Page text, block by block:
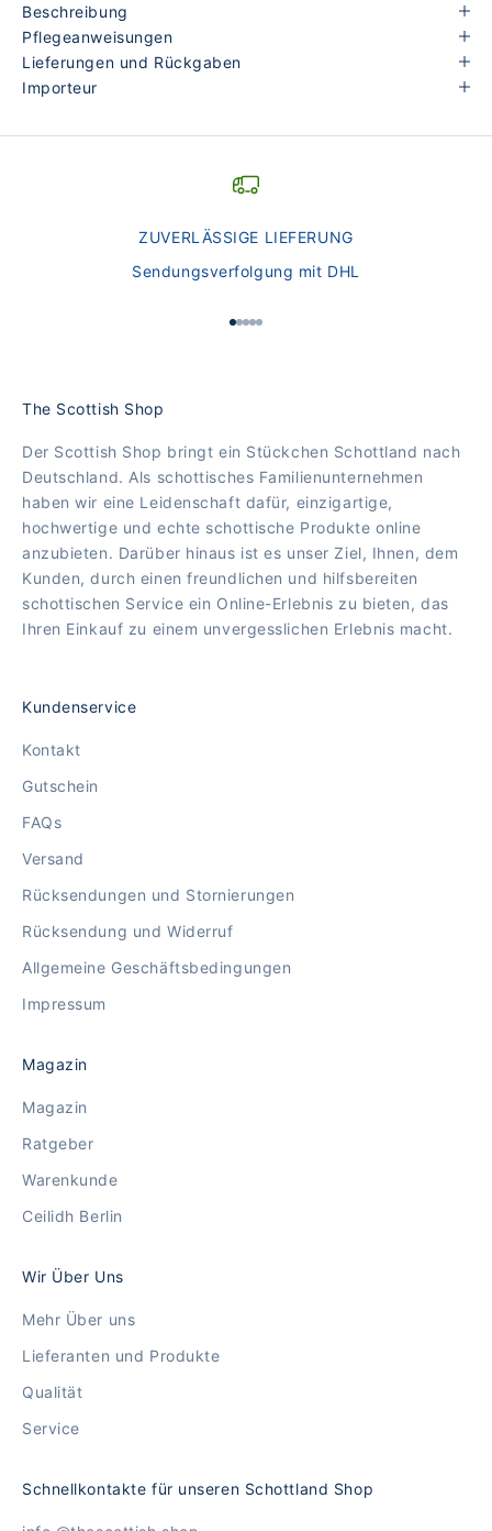
Beschreibung
Pflegeanweisungen
Lieferungen und Rückgaben
Importeur
ZUVERLÄSSIGE LIEFERUNG
Sendungsverfolgung mit DHL
Gehe zu Element 1
Gehe zu Element 2
Gehe zu Element 3
Gehe zu Element 4
Gehe zu Element 5
The Scottish Shop
Der Scottish Shop bringt ein Stückchen Schottland nach
Deutschland. Als schottisches Familienunternehmen
haben wir eine Leidenschaft dafür, einzigartige,
hochwertige und echte schottische Produkte online
anzubieten. Darüber hinaus ist es unser Ziel, Ihnen, dem
Kunden, durch einen freundlichen und hilfsbereiten
schottischen Service ein Online-Erlebnis zu bieten, das
Ihren Einkauf zu einem unvergesslichen Erlebnis macht.
Kundenservice
Kontakt
Gutschein
FAQs
Versand
Rücksendungen und Stornierungen
Rücksendung und Widerruf
Allgemeine Geschäftsbedingungen
Impressum
Magazin
Magazin
Ratgeber
Warenkunde
Ceilidh Berlin
Wir Über Uns
Mehr Über uns
Lieferanten und Produkte
Qualität
Service
Schnellkontakte für unseren Schottland Shop